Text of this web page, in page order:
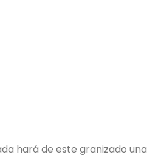
hará de este granizado una